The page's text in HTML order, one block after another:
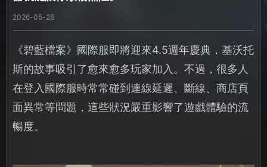
2026-05-26
《碧藍檔案》國際服即將迎來4.5週年慶典，基沃托
斯的故事吸引了愈來愈多玩家加入。不過，很多人
在登入國際服時常常碰到連線延遲、斷線、商店頁
面異常等問題，這些狀況嚴重影響了遊戲體驗的流
暢度。